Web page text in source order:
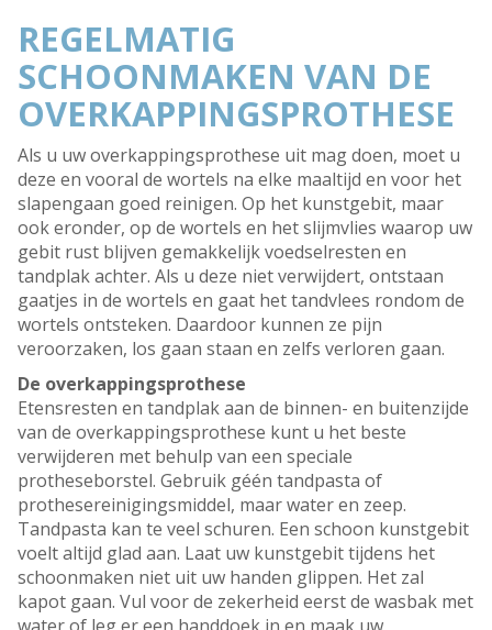
REGELMATIG
SCHOONMAKEN VAN DE
OVERKAPPINGSPROTHESE
Als u uw overkappingsprothese uit mag doen, moet u
deze en vooral de wortels na elke maaltijd en voor het
slapengaan goed reinigen. Op het kunstgebit, maar
ook eronder, op de wortels en het slijmvlies waarop uw
gebit rust blijven gemakkelijk voedselresten en
tandplak achter. Als u deze niet verwijdert, ontstaan
gaatjes in de wortels en gaat het tandvlees rondom de
wortels ontsteken. Daardoor kunnen ze pijn
veroorzaken, los gaan staan en zelfs verloren gaan.
De overkappingsprothese
Etensresten en tandplak aan de binnen- en buitenzijde
van de overkappingsprothese kunt u het beste
verwijderen met behulp van een speciale
protheseborstel. Gebruik géén tandpasta of
prothesereinigingsmiddel, maar water en zeep.
Tandpasta kan te veel schuren. Een schoon kunstgebit
voelt altijd glad aan. Laat uw kunstgebit tijdens het
schoonmaken niet uit uw handen glippen. Het zal
kapot gaan. Vul voor de zekerheid eerst de wasbak met